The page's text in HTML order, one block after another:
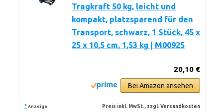
Tragkraft 50 kg, leicht und
kompakt, platzsparend für den
Transport, schwarz, 1 Stück, 45 x
25 x 10,5 cm, 1,53 kg | M00925
20,10 €
Bei Amazon ansehen
* Anzeige Preis inkl. MwSt., zzgl. Versandkosten